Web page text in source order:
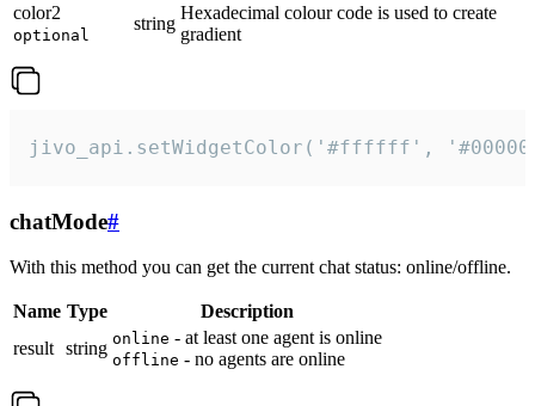
color2
optional
string
Hexadecimal colour code is used to create
gradient
jivo_api.setWidgetColor('#ffffff',
chatMode#
With this method you can get the current chat status: online/offline.
Name Type
Description
result string online - at least one agent is online
offline - no agents are online